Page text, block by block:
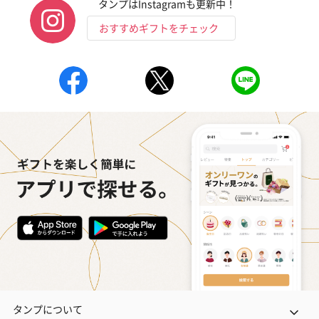
キャンドル・お香
キャンドル・お香を同梱してお届けいたします。
フラッグカプセル：イ
ンセンススティック
（END）（880円）
フラッグカプセル：イ
ンセンススティック
（St.OSMANTHUS）
（880円）
ショートイン
（GRAPE
お酒を同梱してお届けいたします。
タンプはInstagramも更新中！
おすすめギフトをチェック
タンプについて